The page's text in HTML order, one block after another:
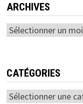
ARCHIVES
Archives
CATÉGORIES
Catégories